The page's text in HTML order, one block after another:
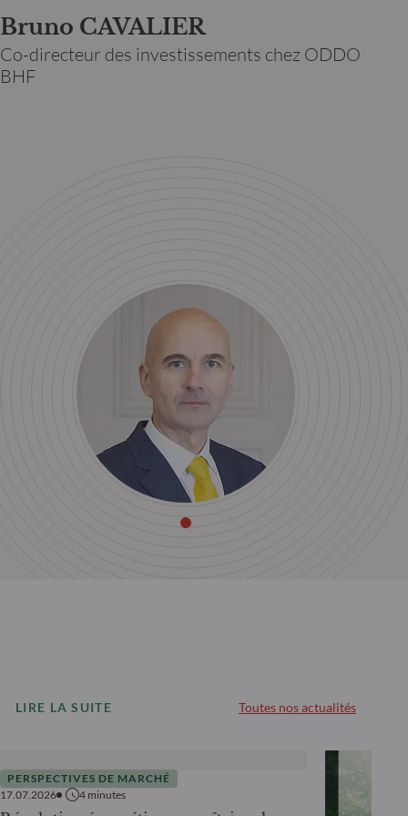
Bruno CAVALIER
Co-directeur des investissements chez ODDO
BHF
LIRE LA SUITE Toutes nos actualités
PERSPECTIVES DE MARCHÉ
17.07.2026
4 minutes